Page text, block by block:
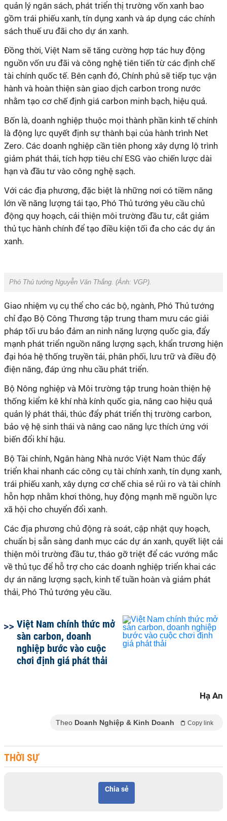
quản lý ngân sách, phát triển thị trường vốn xanh bao
gồm trái phiếu xanh, tín dụng xanh và áp dụng các chính
sách thuế ưu đãi cho dự án xanh.
Đồng thời, Việt Nam sẽ tăng cường hợp tác huy động
nguồn vốn ưu đãi và công nghệ tiên tiến từ các định chế
tài chính quốc tế. Bên cạnh đó, Chính phủ sẽ tiếp tục vận
hành và hoàn thiện sàn giao dịch carbon trong nước
nhằm tạo cơ chế định giá carbon minh bạch, hiệu quả.
Bốn là, doanh nghiệp thuộc mọi thành phần kinh tế chính
là động lực quyết định sự thành bại của hành trình Net
Zero. Các doanh nghiệp cần tiên phong xây dựng lộ trình
giảm phát thải, tích hợp tiêu chí ESG vào chiến lược dài
hạn và đầu tư vào công nghệ sạch.
Với các địa phương, đặc biệt là những nơi có tiềm năng
lớn về năng lượng tái tạo, Phó Thủ tướng yêu cầu chủ
động quy hoạch, cải thiện môi trường đầu tư, cắt giảm
thủ tục hành chính để tạo điều kiện tối đa cho các dự án
xanh.
Phó Thủ tướng Nguyễn Văn Thắng. (Ảnh: VGP).
Giao nhiệm vụ cụ thể cho các bộ, ngành, Phó Thủ tướng
chỉ đạo Bộ Công Thương tập trung tham mưu các giải
pháp tối ưu bảo đảm an ninh năng lượng quốc gia, đẩy
mạnh phát triển nguồn năng lượng sạch, khẩn trương hiện
đại hóa hệ thống truyền tải, phân phối, lưu trữ và điều độ
điện năng, đáp ứng nhu cầu phát triển.
Bộ Nông nghiệp và Môi trường tập trung hoàn thiện hệ
thống kiểm kê khí nhà kính quốc gia, nâng cao hiệu quả
quản lý phát thải, thúc đẩy phát triển thị trường carbon,
bảo vệ hệ sinh thái và nâng cao năng lực thích ứng với
biến đổi khí hậu.
Bộ Tài chính, Ngân hàng Nhà nước Việt Nam thúc đẩy
triển khai nhanh các công cụ tài chính xanh, tín dụng xanh,
trái phiếu xanh, xây dựng cơ chế chia sẻ rủi ro và tài chính
hỗn hợp nhằm khơi thông, huy động mạnh mẽ nguồn lực
xã hội cho chuyển đổi xanh.
Các địa phương chủ động rà soát, cập nhật quy hoạch,
chuẩn bị sẵn sàng danh mục các dự án xanh, quyết liệt cải
thiện môi trường đầu tư, tháo gỡ triệt để các vướng mắc
về thủ tục để hỗ trợ cho các doanh nghiệp triển khai các
dự án năng lượng sạch, kinh tế tuần hoàn và giảm phát
thải, Phó Thủ tướng yêu cầu.
Việt Nam chính thức mở
sàn carbon, doanh
nghiệp bước vào cuộc
chơi định giá phát thải
Hạ An
Theo Doanh Nghiệp & Kinh Doanh Copy link
THỜI SỰ
Chia sẻ